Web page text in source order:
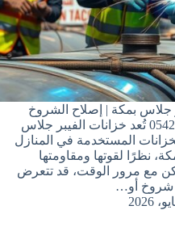
جلاس بمكة | إصلاح الشروخ
والتسرب 0542563315 تُعد خزانات الفيبر جلاس
المستخدمة في المنازل
نظرًا لقوتها ومقاومتها
مع مرور الوقت، قد تتعرض
شروخ أو…